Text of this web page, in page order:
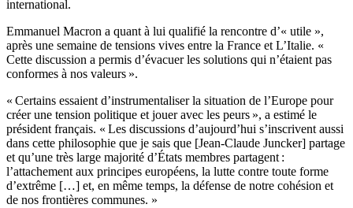
international.
Emmanuel Macron a quant à lui qualifié la rencontre d’« utile »,
après une semaine de tensions vives entre la France et L’Italie. «
Cette discussion a permis d’évacuer les solutions qui n’étaient pas
conformes à nos valeurs ».
« Certains essaient d’instrumentaliser la situation de l’Europe pour
créer une tension politique et jouer avec les peurs », a estimé le
président français. « Les discussions d’aujourd’hui s’inscrivent aussi
dans cette philosophie que je sais que [Jean-Claude Juncker] partage
et qu’une très large majorité d’États membres partagent :
l’attachement aux principes européens, la lutte contre toute forme
d’extrême […] et, en même temps, la défense de notre cohésion et
de nos frontières communes. »